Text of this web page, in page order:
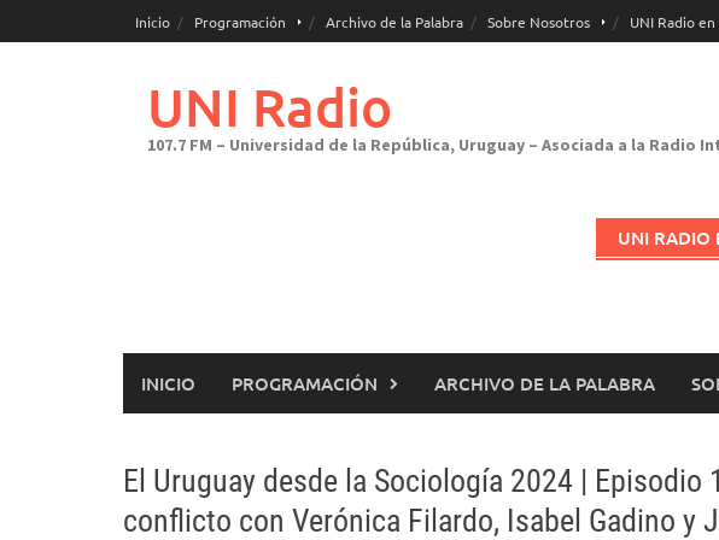
al
Inicio Programación Archivo de la Palabra Sobre Nosotros UNI Radio
UNI Radio
107.7 FM – Universidad de la República, Uruguay – Asociada a la Radio
UNI RADIO
INICIO PROGRAMACIÓN ARCHIVO DE LA PALABRA
El Uruguay desde la Sociología 2024 | Episodio
conflicto con Verónica Filardo, Isabel Gadino y